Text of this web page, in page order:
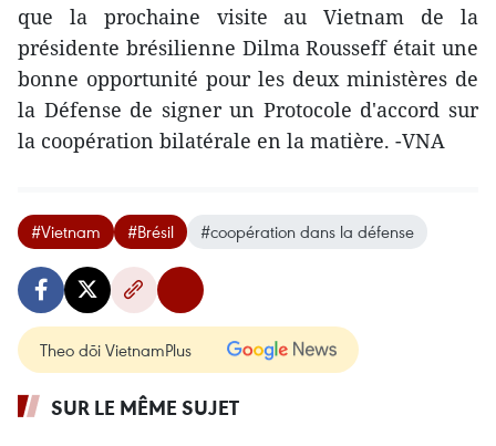
que la prochaine visite au Vietnam de la
présidente brésilienne Dilma Rousseff était une
bonne opportunité pour les deux ministères de
la Défense de signer un Protocole d'accord sur
la coopération bilatérale en la matière. -VNA
#Vietnam #Brésil #coopération dans la défense
Theo dõi VietnamPlus
SUR LE MÊME SUJET